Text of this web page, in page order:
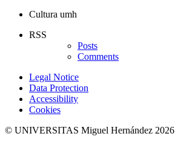
Cultura umh
RSS
Posts
Comments
Legal Notice
Data Protection
Accessibility
Cookies
© UNIVERSITAS Miguel Hernández 2026